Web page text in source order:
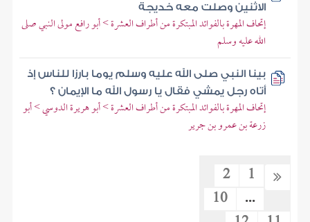
الاثنين وصلت معه خديجة
إتحاف المهرة بالفوائد المبتكرة من أطراف العشرة > أبو رافع مولى النبي صلى
الله عليه وسلم
بينا النبي صلى الله عليه وسلم يوما بارزا للناس إذ
أتاه رجل يمشي فقال يا رسول الله ما الإيمان ؟
إتحاف المهرة بالفوائد المبتكرة من أطراف العشرة > أبو هريرة الدوسي > أبو
زرعة بن عمرو بن جرير
1
2
...
10